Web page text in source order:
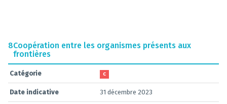
8Coopération entre les organismes présents aux
frontières
Catégorie C
Date indicative 31 décembre 2023